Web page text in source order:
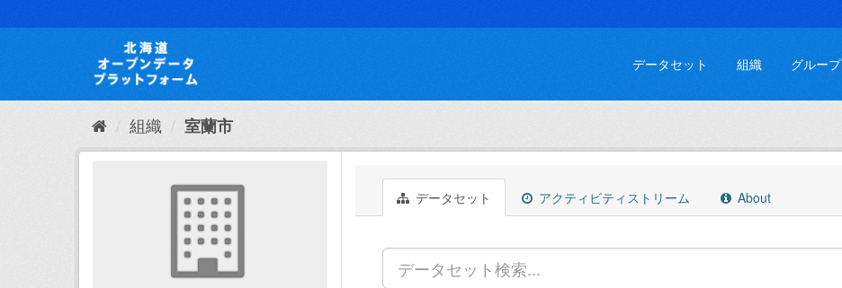
キ
て
データセット 組織 グループ
組織 室蘭市
データセット アクティビティストリーム About